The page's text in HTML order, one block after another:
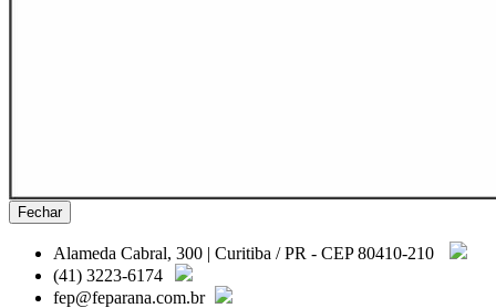
Fechar
Alameda Cabral, 300 | Curitiba / PR - CEP 80410-210
(41) 3223-6174
fep@feparana.com.br